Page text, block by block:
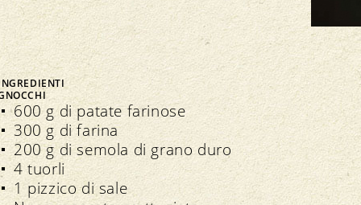
Direttive
Controllo
Assemblea dei delegati
seno all’associazione
Direttive
Commercio specializzato bio
600 g di patate farinose
300 g di farina
200 g di semola di grano duro
4 tuorli
1 pizzico di sale